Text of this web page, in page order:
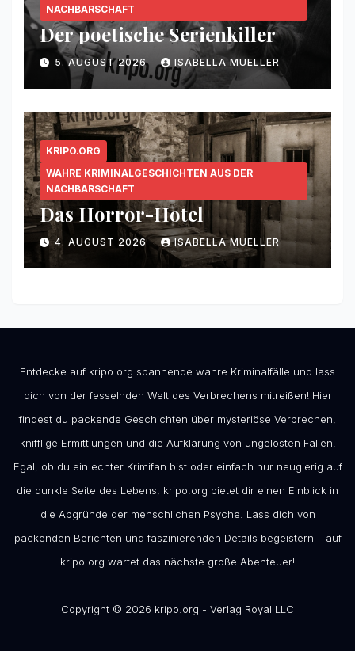
NACHBARSCHAFT
Der poetische Serienkiller
5. AUGUST 2026 ISABELLA MUELLER
KRIPO.ORG
WAHRE KRIMINALGESCHICHTEN AUS DER
NACHBARSCHAFT
Das Horror-Hotel
4. AUGUST 2026 ISABELLA MUELLER
Entdecke auf kripo.org spannende wahre Kriminalfälle und lass
dich von der fesselnden Welt des Verbrechens mitreißen! Hier
findest du packende Geschichten über mysteriöse Verbrechen,
knifflige Ermittlungen und die Aufklärung von ungelösten Fällen.
Egal, ob du ein echter Krimifan bist oder einfach nur neugierig auf
die dunkle Seite des Lebens, kripo.org bietet dir einen Einblick in
die Abgründe der menschlichen Psyche. Lass dich von
packenden Berichten und faszinierenden Details begeistern – auf
kripo.org wartet das nächste große Abenteuer!
Copyright © 2026 kripo.org - Verlag Royal LLC